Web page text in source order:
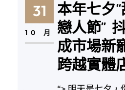
31
10 月
本年七夕
戀人節”
成市場新
跨越實體